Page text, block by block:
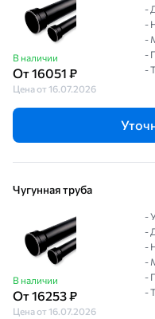
В наличии
От 16051 ₽
Цена от 16.07.2026
-
-
-
-
-
Чугунная труба
В наличии
От 16253 ₽
Цена от 16.07.2026
-
-
-
-
-
-